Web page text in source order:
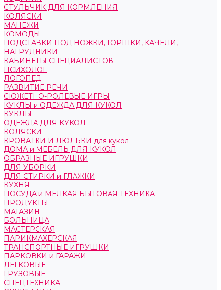
СТУЛЬЧИК ДЛЯ КОРМЛЕНИЯ
КОЛЯСКИ
МАНЕЖИ
КОМОДЫ
ПОДСТАВКИ ПОД НОЖКИ, ГОРШКИ, КАЧЕЛИ,
НАГРУДНИКИ
КАБИНЕТЫ СПЕЦИАЛИСТОВ
ПСИХОЛОГ
ЛОГОПЕД
РАЗВИТИЕ РЕЧИ
СЮЖЕТНО-РОЛЕВЫЕ ИГРЫ
КУКЛЫ и ОДЕЖДА ДЛЯ КУКОЛ
КУКЛЫ
ОДЕЖДА ДЛЯ КУКОЛ
КОЛЯСКИ
КРОВАТКИ И ЛЮЛЬКИ для кукол
ДОМА и МЕБЕЛЬ ДЛЯ КУКОЛ
ОБРАЗНЫЕ ИГРУШКИ
ДЛЯ УБОРКИ
ДЛЯ СТИРКИ и ГЛАЖКИ
КУХНЯ
ПОСУДА и МЕЛКАЯ БЫТОВАЯ ТЕХНИКА
ПРОДУКТЫ
МАГАЗИН
БОЛЬНИЦА
МАСТЕРСКАЯ
ПАРИКМАХЕРСКАЯ
ТРАНСПОРТНЫЕ ИГРУШКИ
ПАРКОВКИ и ГАРАЖИ
ЛЕГКОВЫЕ
ГРУЗОВЫЕ
СПЕЦТЕХНИКА